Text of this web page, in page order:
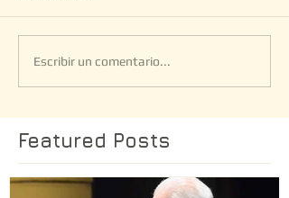
Escribir un comentario...
Featured Posts